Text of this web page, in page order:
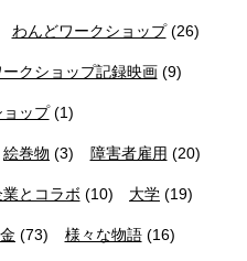
わんどワークショップ(26)
ークショップ記録映画(9)
ップ(1)
絵巻物 (3) 障害者雇用 (20)
とコラボ (10) 大学 (19)
(73) 様々な物語(16)